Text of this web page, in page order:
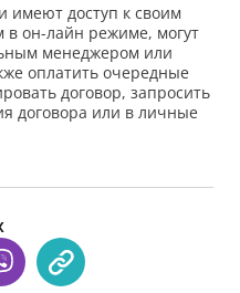
имеют доступ к своим
в он-лайн режиме, могут
менеджером или
оплатить очередные
договор, запросить
договора или в личные